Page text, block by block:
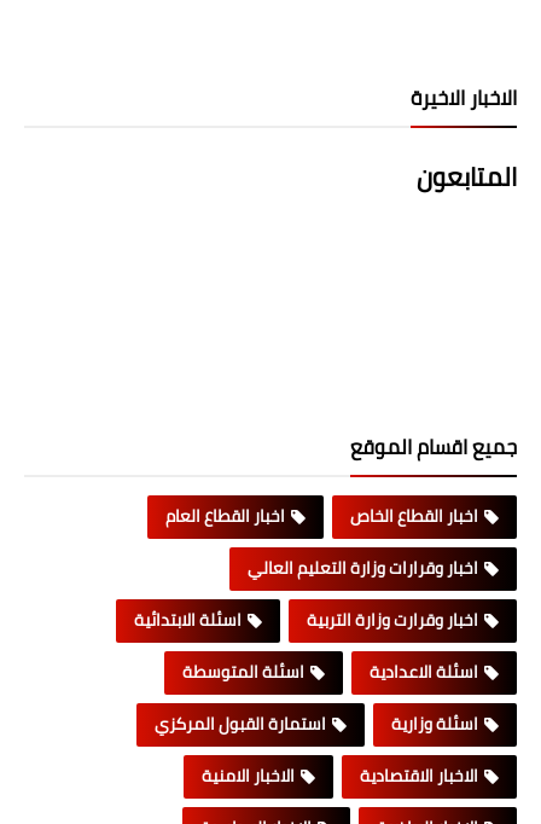
الاخبار الاخيرة
المتابعون
جميع اقسام الموقع
اخبار القطاع الخاص
اخبار القطاع العام
اخبار وقرارات وزارة التعليم العالي
اخبار وقرارت وزارة التربية
اسئلة الابتدائية
اسئلة الاعدادية
اسئلة المتوسطة
اسئلة وزارية
استمارة القبول المركزي
الاخبار الاقتصادية
الاخبار الامنية